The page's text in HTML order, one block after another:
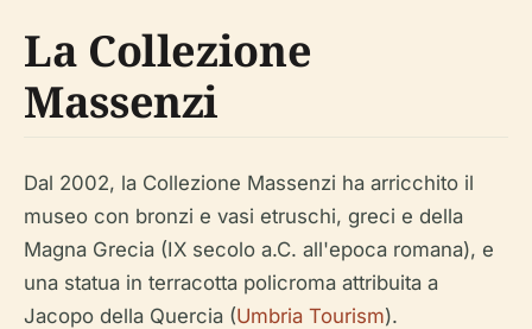
La Collezione
Massenzi
Dal 2002, la Collezione Massenzi ha arricchito il
museo con bronzi e vasi etruschi, greci e della
Magna Grecia (IX secolo a.C. all'epoca romana), e
una statua in terracotta policroma attribuita a
Jacopo della Quercia (Umbria Tourism).